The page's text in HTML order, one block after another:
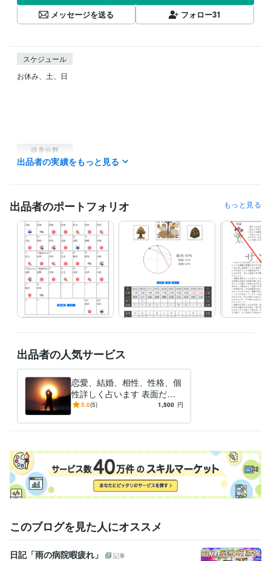
メッセージを送る
フォロー31
スケジュール
お休み、土、日
得意分野
占い 性格診断、個性分析
出品者の実績をもっと見る
出品者のポートフォリオ もっと見る
出品者の人気サービス
恋愛、結婚、相性、性格、個
性詳しく占います 表面だけ
ではわからない本当の自分自
5.0(5) 1,500 円
このブログを見た人にオススメ
日記「雨の病院暇疲れ」
記事